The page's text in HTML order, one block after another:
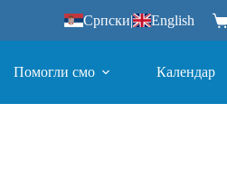
Српски| English
Помогли смо Календар